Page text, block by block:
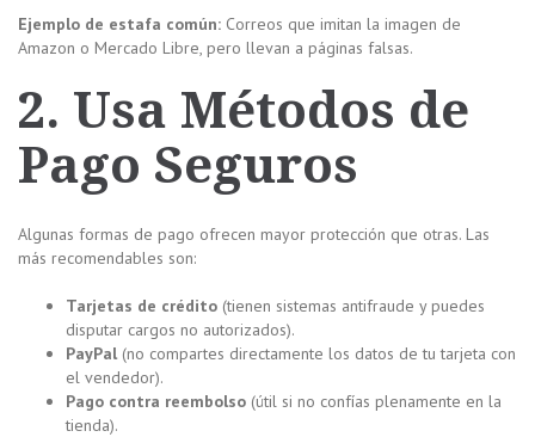
Ejemplo de estafa común: Correos que imitan la imagen de
Amazon o Mercado Libre, pero llevan a páginas falsas.
2. Usa Métodos de
Pago Seguros
Algunas formas de pago ofrecen mayor protección que otras. Las
más recomendables son:
Tarjetas de crédito (tienen sistemas antifraude y puedes
disputar cargos no autorizados).
PayPal(no compartes directamente los datos de tu tarjeta con
el vendedor).
Pago contra reembolso (útil si no confías plenamente en la
tienda).